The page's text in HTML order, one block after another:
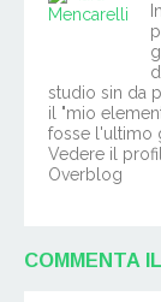
studio sin da
il "mio
fosse l'ultimo
Vedere il
Overblog
COMMENTA